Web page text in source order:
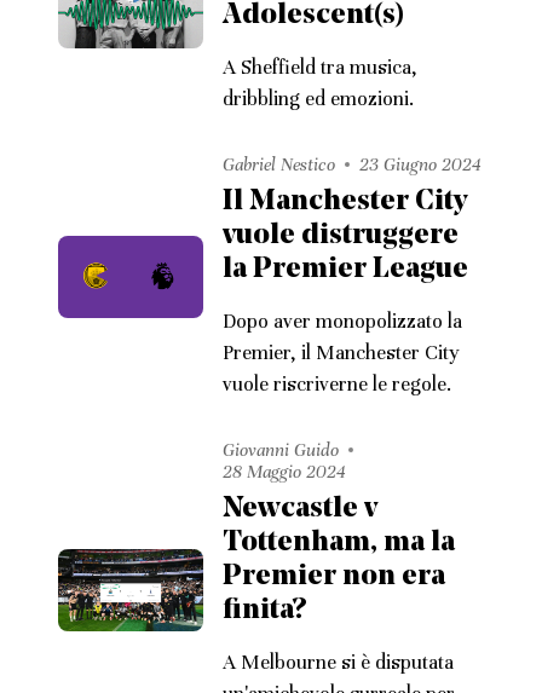
Adolescent(s)
A Sheffield tra musica,
dribbling ed emozioni.
Gabriel Nestico 23 Giugno 2024
Il Manchester City
vuole distruggere
la Premier League
Dopo aver monopolizzato la
Premier, il Manchester City
vuole riscriverne le regole.
Giovanni Guido
28 Maggio 2024
Newcastle v
Tottenham, ma la
Premier non era
finita?
A Melbourne si è disputata